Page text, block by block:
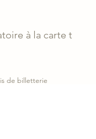
à la carte t
de billetterie